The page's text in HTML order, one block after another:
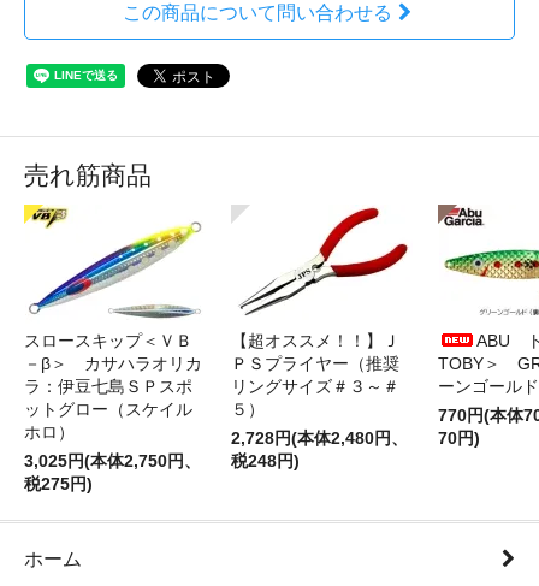
この商品について問い合わせる
売れ筋商品
スロースキップ＜ＶＢ
－β＞ カサハラオリカ
ラ：伊豆七島ＳＰスポ
ットグロー（スケイル
ホロ）
3,025円(本体2,750円、
税275円)
【超オススメ！！】Ｊ
ＰＳプライヤー（推奨
リングサイズ＃３～＃
５）
2,728円(本体2,480円、
税248円)
ABU
TOBY＞
ーンゴールド
770円(本体
70円)
ホーム